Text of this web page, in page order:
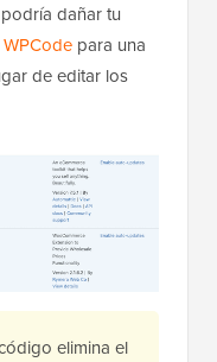
dañar tu
WPCode para una
de editar los
elimina el